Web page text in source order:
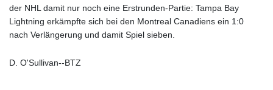
der NHL damit nur noch eine Erstrunden-Partie: Tampa Bay
Lightning erkämpfte sich bei den Montreal Canadiens ein 1:0
nach Verlängerung und damit Spiel sieben.
D. O'Sullivan--BTZ